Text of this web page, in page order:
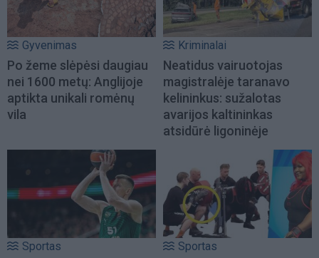
Gyvenimas
Po žeme slėpėsi daugiau
nei 1600 metų: Anglijoje
aptikta unikali romėnų
vila
Kriminalai
Neatidus vairuotojas
magistralėje taranavo
kelininkus: sužalotas
avarijos kaltininkas
atsidūrė ligoninėje
Sportas Sportas